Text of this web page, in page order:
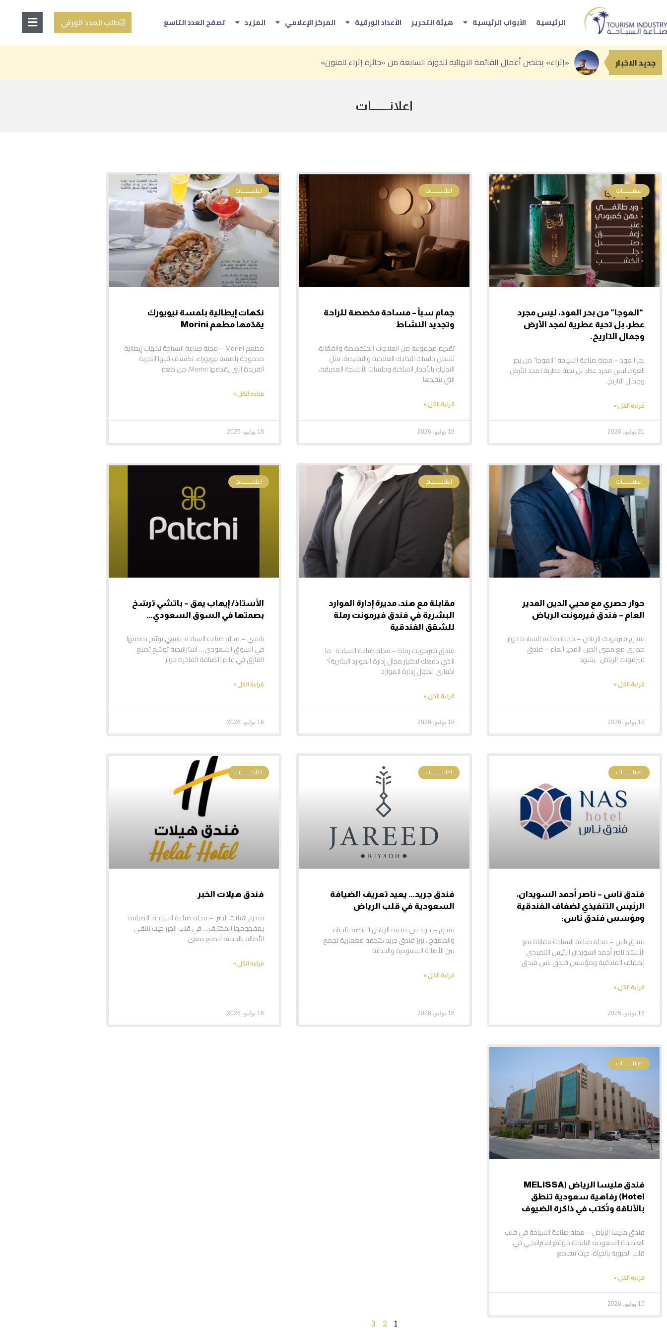
الرئيسية الأبواب الرئيسية هيئة التحرير الأعداد الورقية المركز الإعلامي المزيد تصفح العدد التاسع طلب العدد الورقي
جديد الاخبار «بوتيك» تطلق
جدة تعزز حضورها السياحي بباقة من التجارب الصيفية بين المغامرة والترفيه والفن
انطلاق النسخة الثانية من «سوق رغدان التاريخي» ضمن فعاليات صيف الباحة 2026
اعلانـــــــات
اعلانـــــــات
“العوجا” من بحر العود، ليس مجرد
عطر، بل تحية عطرية لمجد الأرض
وجمال التاريخ.
بحر العود – مجلة صناعة السياحة “العوجا” من بحر
العود، ليس مجرد عطر، بل تحية عطرية لمجد الأرض
وجمال التاريخ.
قراءة الكل »
21 يوليو، 2026
اعلانـــــــات
جمام سبأ – مساحة مخصصة للراحة
وتجديد النشاط
تقديم مجموعة من العلاجات المتخصصة والفعّالة،
تشمل جلسات التدليك العلاجية والتقليدية، مثل
التدليك بالأحجار الساخنة وجلسات الأنسجة العميقة،
التي ينفذها
قراءة الكل »
18 يوليو، 2026
اعلانـــــــات
نكهات إيطالية بلمسة نيويورك
يقدّمها مطعم Morini
مطعم Morini – مجلة صناعة السياحة نكهات إيطالية
مدموجة بلمسة نيويورك، تكتشف فيها التجربة
الفريدة التي يقدمها Morini. من طعم
قراءة الكل »
18 يوليو، 2026
اعلانـــــــات
حوار حصري مع محيي الدين المدير
العام – فندق فيرمونت الرياض
فندق فيرمونت الرياض – مجلة صناعة السياحة حوار
حصري مع محيي الدين المدير العام – فندق
فيرمونت الرياض يشهد
قراءة الكل »
18 يوليو، 2026
اعلانـــــــات
مقابلة مع هند، مديرة إدارة الموارد
البشرية في فندق فيرمونت رملة
للشقق الفندقية
فندق فيرمونت رملة – مجلة صناعة السياحة ما
الذي دفعك لاختيار مجال إدارة الموارد البشرية؟
اختياري لمجال إدارة الموارد
قراءة الكل »
18 يوليو، 2026
اعلانـــــــات
الأستاذ/ إيهاب يمق – باتشي ترسّخ
بصمتها في السوق السعودي…
باتشي – مجلة صناعة السياحة باتشي ترسّخ بصمتها
في السوق السعودي… استراتيجية توسّع تصنع
الفارق في عالم الضيافة الفاخرة حوار
قراءة الكل »
16 يوليو، 2026
اعلانـــــــات
فندق ناس – ناصر أحمد السويدان،
الرئيس التنفيذي لضفاف الفندقية
ومؤسس فندق ناس:
فندق ناس – مجلة صناعة السياحة مقابلة مع
الأستاذ ناصر أحمد السويدان الرئيس التنفيذي
لضفاف الفندقية ومؤسس فندق ناس فندق
قراءة الكل »
16 يوليو، 2026
اعلانـــــــات
فندق جريد… يعيد تعريف الضيافة
السعودية في قلب الرياض
فندق – جريد في مدينة الرياض النابضة بالحياة
والطموح ، يبرز فندق جريد كتحفة معمارية تجمع
بين الأصالة السعودية والحداثة
قراءة الكل »
16 يوليو، 2026
اعلانـــــــات
​فندق هيلات الخبر
​فندق هيلات الخبر – مجلة صناعة السياحة ​ ​الضيافة
بمفهومها المختلف… في قلب الخبر حيث تلتقي
الأصالة بالحداثة لتصنع معنى
قراءة الكل »
16 يوليو، 2026
اعلانـــــــات
فندق مليسا الرياض (MELISSA
Hotel) رفاهية سعودية تنطق
بالأناقة وتُكتب في ذاكرة الضيوف
فندق مليسا الرياض – مجلة صناعة السياحة في قلب
العاصمة السعودية النابضة موقع استراتيجي في
قلب الحيوية بالحياة، حيث تتقاطع
قراءة الكل »
15 يوليو، 2026
1
2
3